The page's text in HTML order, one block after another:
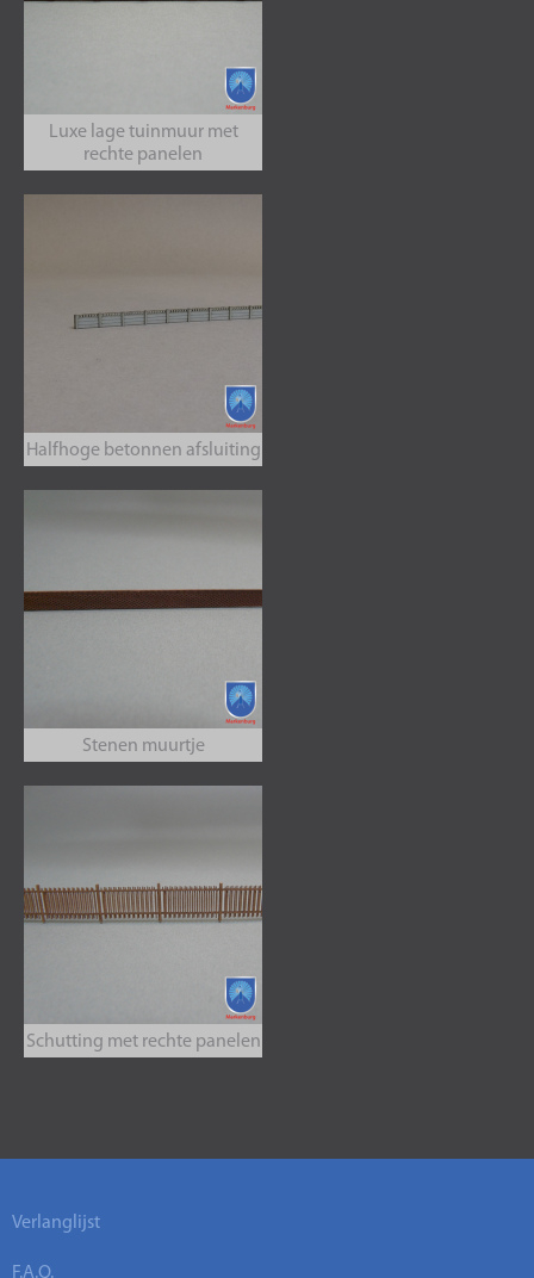
Luxe lage tuinmuur met
rechte panelen
Halfhoge betonnen afsluiting
Stenen muurtje
Schutting met rechte panelen
Verlanglijst
F.A.Q.